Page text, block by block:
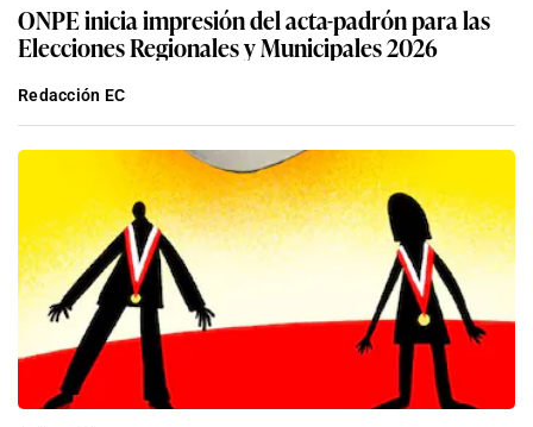
ONPE inicia impresión del acta-padrón para las
Elecciones Regionales y Municipales 2026
Redacción EC